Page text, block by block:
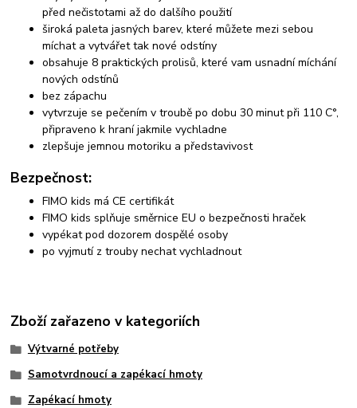
před nečistotami až do dalšího použití
široká paleta jasných barev, které můžete mezi sebou
míchat a vytvářet tak nové odstíny
obsahuje 8 praktických prolisů, které vam usnadní míchání
nových odstínů
bez zápachu
vytvrzuje se pečením v troubě po dobu 30 minut při 110 C°,
připraveno k hraní jakmile vychladne
zlepšuje jemnou motoriku a představivost
Bezpečnost:
FIMO kids má CE certifikát
FIMO kids splňuje směrnice EU o bezpečnosti hraček
vypékat pod dozorem dospělé osoby
po vyjmutí z trouby nechat vychladnout
Zboží zařazeno v kategoriích
Výtvarné potřeby
Samotvrdnoucí a zapékací hmoty
Zapékací hmoty